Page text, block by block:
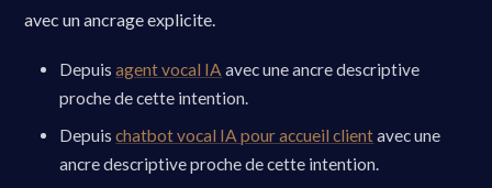
avec un ancrage explicite.
Depuisagent vocal IA avec une ancre descriptive
proche de cette intention.
Depuischatbot vocal IA pour accueil clientavec une
ancre descriptive proche de cette intention.